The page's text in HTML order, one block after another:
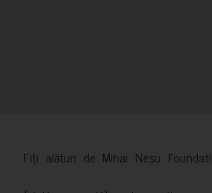
Fiți alături de Mihai Neșu